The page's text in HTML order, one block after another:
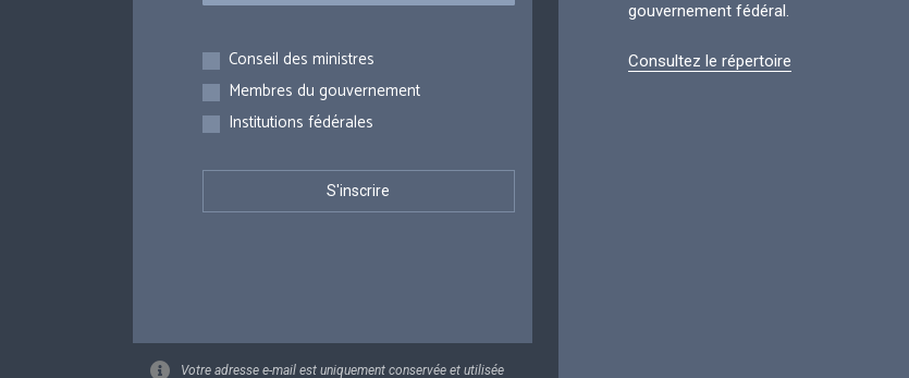
Inscriptions
Conseil des ministres
Membres du gouvernement
Institutions fédérales
Votre adresse e-mail est uniquement conservée et utilisée
gouvernement fédéral.
Consultez le répertoire